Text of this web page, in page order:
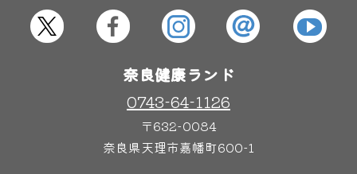
奈良健康ランド
0743-64-1126
〒632-0084
奈良県天理市嘉幡町600-1